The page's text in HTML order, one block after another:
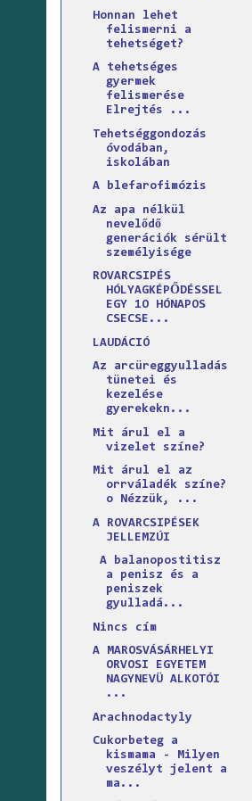
Honnan lehet
felismerni a
tehetséget?
A tehetséges
gyermek
felismerése
Elrejtés ...
Tehetséggondozás
óvodában,
iskolában
A blefarofimózis
Az apa nélkül
nevelődő
generációk sérült
személyisége
ROVARCSIPÉS
HÓLYAGKÉPŐDÉSSEL
EGY 1O HÓNAPOS
CSECSE...
LAUDÁCIÓ
Az arcüreggyulladás
tünetei és
kezelése
gyerekekn...
Mit árul el a
vizelet színe?
Mit árul el az
orrváladék színe?
o Nézzük, ...
A ROVARCSIPÉSEK
JELLEMZÚI
A balanopostitisz
a penisz és a
peniszek
gyulladá...
Nincs cím
A MAROSVÁSÁRHELYI
ORVOSI EGYETEM
NAGYNEVÜ ALKOTÓI
...
Arachnodactyly
Cukorbeteg a
kismama - Milyen
veszélyt jelent a
ma...